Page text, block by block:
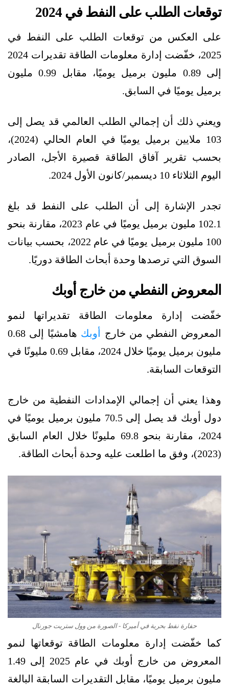
توقعات الطلب على النفط في 2024
على العكس من توقعات الطلب على النفط في
2025، خفّضت إدارة معلومات الطاقة تقديرات 2024
إلى 0.89 مليون برميل يوميًا، مقابل 0.99 مليون
برميل يوميًا في السابق.
ويعني ذلك أن إجمالي الطلب العالمي قد يصل إلى
103 ملايين برميل يوميًا في العام الحالي (2024)،
بحسب تقرير آفاق الطاقة قصيرة الأجل، الصادر
اليوم الثلاثاء 10 ديسمبر/كانون الأول 2024.
تجدر الإشارة إلى أن الطلب على النفط قد بلغ
102.1 مليون برميل يوميًا في عام 2023، مقارنة بنحو
100 مليون برميل يوميًا في عام 2022، بحسب بيانات
السوق التي ترصدها وحدة أبحاث الطاقة دوريًا.
المعروض النفطي من خارج أوبك
خفّضت إدارة معلومات الطاقة تقديراتها لنمو
المعروض النفطي من خارج أوبك
هامشيًا إلى 0.68
مليون برميل يوميًا خلال 2024، مقابل 0.69 مليونًا في
التوقعات السابقة.
وهذا يعني أن إجمالي الإمدادات النفطية من خارج
دول أوبك قد يصل إلى 70.5 مليون برميل يوميًا في
2024، مقارنة بنحو 69.8 مليونًا خلال العام السابق
(2023)، وفق ما اطلعت عليه وحدة أبحاث الطاقة.
حفارة نفط بحرية في أميركا - الصورة من وول ستريت جورنال
كما خفّضت إدارة معلومات الطاقة توقعاتها لنمو
المعروض من خارج أوبك في عام 2025 إلى 1.49
مليون برميل يوميًا، مقابل التقديرات السابقة البالغة